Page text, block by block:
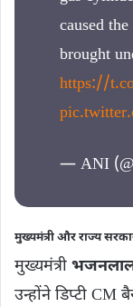
caused
brought
https://
— ANI
मुख्यमंत्री और राज्य सरकार
मुख्यमंत्री भजनलाल
उन्होंने डिप्टी CM